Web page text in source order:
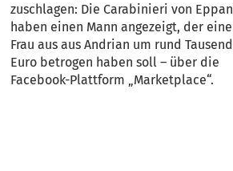
zuschlagen: Die Carabinieri von Eppan
haben einen Mann angezeigt, der eine
Frau aus aus Andrian um rund Tausend
Euro betrogen haben soll – über die
Facebook-Plattform „Marketplace“.